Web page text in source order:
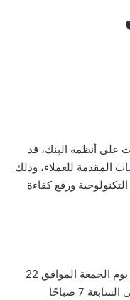
على أنظمة البنك، قد
المقدمة للعملاء، وذلك
ورفع كفاءة
البنك كشف عن أن أعمال التحديث ستتم يوم الجمعة الموافق 22